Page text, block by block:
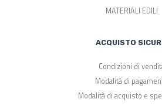
MATERIALI EDILI
ACQUISTO
Condizioni di
Modalità di
Modalità di acquisto e